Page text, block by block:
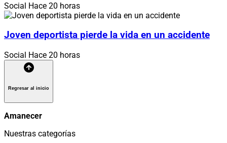
Social Hace 20 horas
Joven deportista pierde la vida en un accidente
Social Hace 20 horas
Regresar al inicio
Amanecer
Nuestras categorías